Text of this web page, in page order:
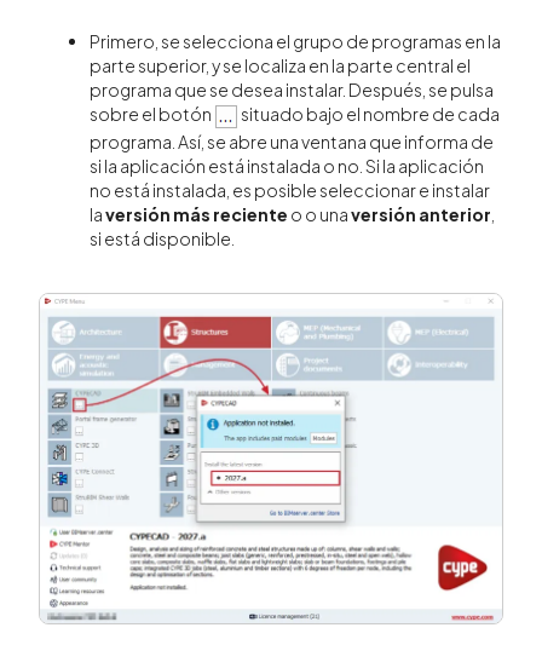
Primero, se selecciona el grupo de programas en la
parte superior, y se localiza en la parte central el
programa que se desea instalar. Después, se pulsa
sobre el botón
situado bajo el nombre de cada
programa. Así, se abre una ventana que informa de
si la aplicación está instalada o no. Si la aplicación
no está instalada, es posible seleccionar e instalar
laversión más reciente o o unaversión anterior
si está disponible.